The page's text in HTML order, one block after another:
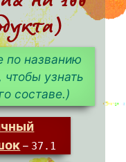
по названию
чтобы узнать
составе.)
– 37.1